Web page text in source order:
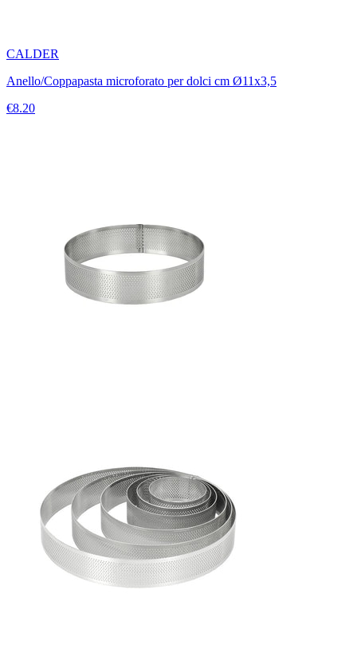
CALDER
Anello/Coppapasta microforato per dolci cm Ø11x3,5
€8.20